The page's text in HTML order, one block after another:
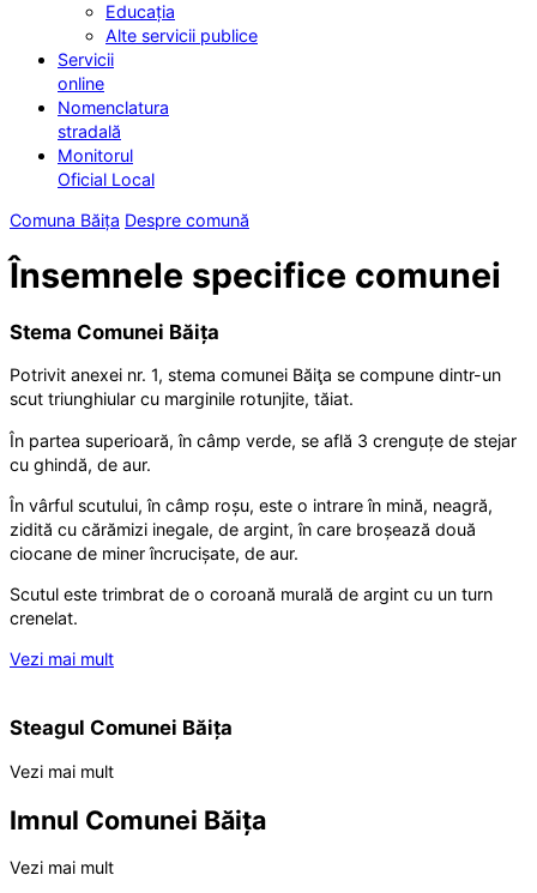
Educația
Alte servicii publice
Servicii
online
Nomenclatura
stradală
Monitorul
Oficial Local
Comuna Băița Despre comună
Însemnele specifice comunei
Stema Comunei Băița
Potrivit anexei nr. 1, stema comunei Băiţa se compune dintr-un
scut triunghiular cu marginile rotunjite, tăiat.
În partea superioară, în câmp verde, se află 3 crenguțe de stejar
cu ghindă, de aur.
În vârful scutului, în câmp roșu, este o intrare în mină, neagră,
zidită cu cărămizi inegale, de argint, în care broșează două
ciocane de miner încrucișate, de aur.
Scutul este trimbrat de o coroană murală de argint cu un turn
crenelat.
Vezi mai mult
Steagul Comunei Băița
Vezi mai mult
Imnul Comunei Băița
Vezi mai mult